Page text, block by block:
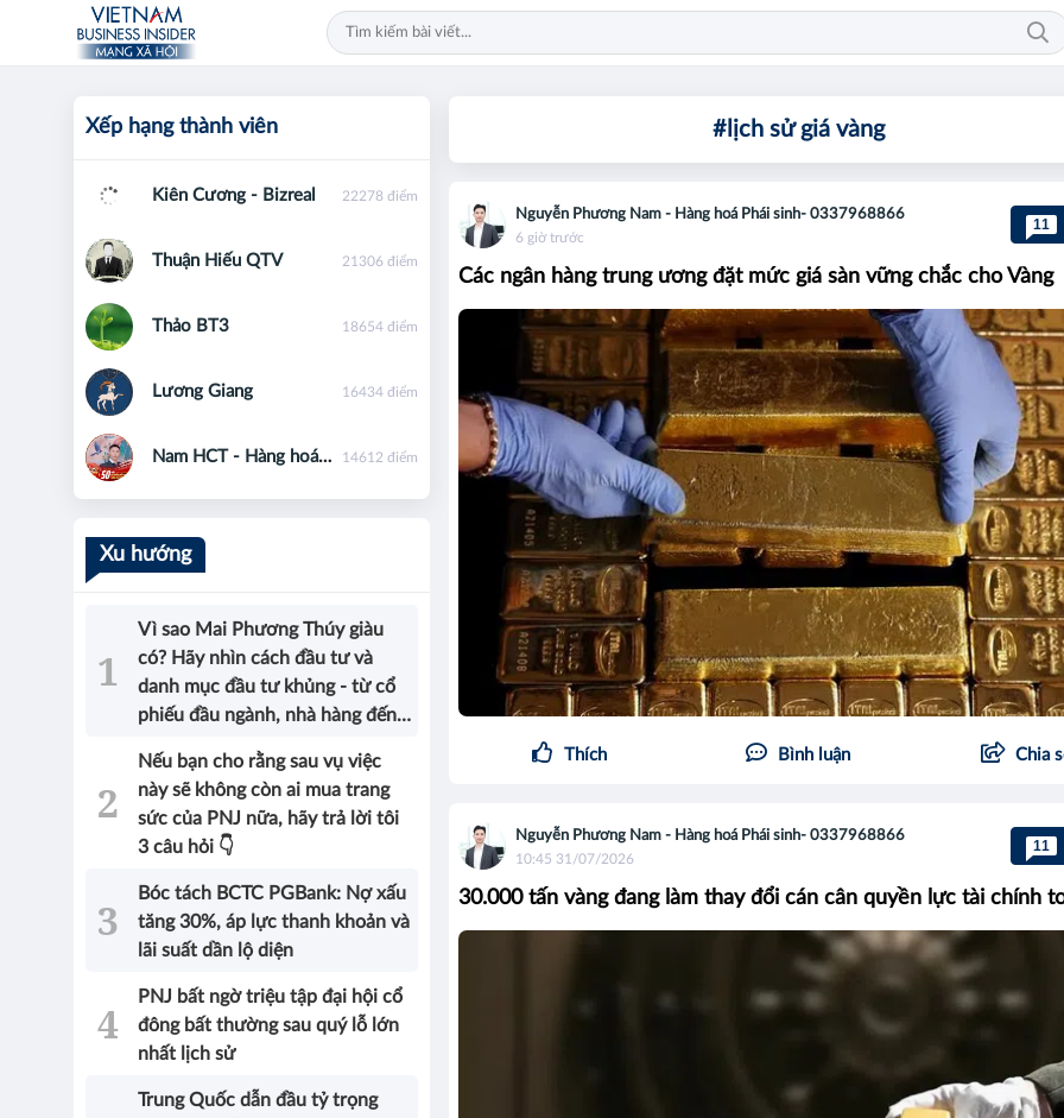
#lịch sử giá vàng
Nguyễn Phương Nam - Hàng hoá Phái sinh- 0337968866
6 giờ trước
11
Các ngân hàng trung ương đặt mức giá sàn vững chắc cho Vàng
Thích Bình luận Chia
Nguyễn Phương Nam - Hàng hoá Phái sinh- 0337968866
10:45 31/07/2026
11
30.000 tấn vàng đang làm thay đổi cán cân quyền lực tài chính
Xếp hạng thành viên
Kiên Cương - Bizreal 22278 điểm
Thuận Hiếu QTV 21306 điểm
Thảo BT3 18654 điểm
Lương Giang 16434 điểm
Nam HCT - Hàng hoá phái sinh - 0867091553 14612 điểm
Xu hướng
Vì sao Mai Phương Thúy giàu
có? Hãy nhìn cách đầu tư và
danh mục đầu tư khủng - từ cổ
phiếu đầu ngành, nhà hàng đến
được câu trả lời!
Nếu bạn cho rằng sau vụ việc
này sẽ không còn ai mua trang
sức của PNJ nữa, hãy trả lời tôi
3 câu hỏi 👇
Bóc tách BCTC PGBank: Nợ xấu
tăng 30%, áp lực thanh khoản và
lãi suất dần lộ diện
PNJ bất ngờ triệu tập đại hội cổ
đông bất thường sau quý lỗ lớn
nhất lịch sử
Trung Quốc dẫn đầu tỷ trọng